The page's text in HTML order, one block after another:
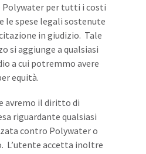
Polywater per tutti i costi
le spese legali sostenute
in giudizio. Tale
si aggiunge a qualsiasi
a cui potremmo avere
equità.
avremo il diritto di
riguardante qualsiasi
contro Polywater o
L’utente accetta inoltre